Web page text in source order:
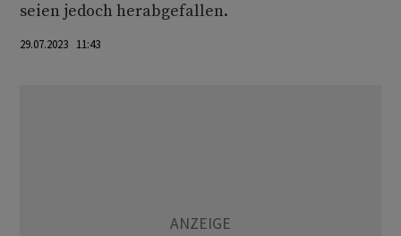
seien jedoch herabgefallen.
29.07.2023 11:43